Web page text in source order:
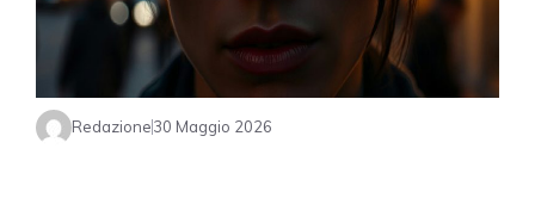
Redazione30 Maggio 2026